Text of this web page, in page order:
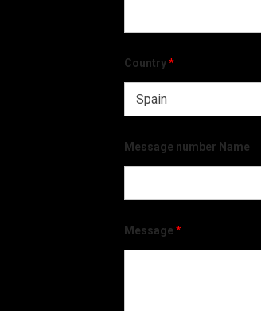
Country*
Message number Name
Message *